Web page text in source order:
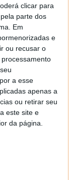
clicar para
parte dos
Em
e
ou recusar o
a esse
apenas a
ou retirar seu
este site e
da página.
24 COMENTÁRIOS
em
no que
muito
por
várias
de imagem, o
resolução
dos